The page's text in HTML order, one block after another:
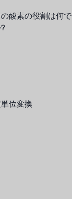
酸素の役割は何で
位変換